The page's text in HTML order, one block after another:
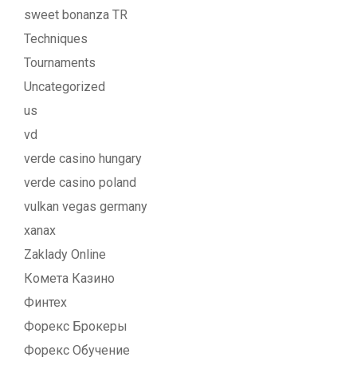
sweet bonanza TR
Techniques
Tournaments
Uncategorized
us
vd
verde casino hungary
verde casino poland
vulkan vegas germany
xanax
Zaklady Online
Комета Казино
Финтех
Форекс Брокеры
Форекс Обучение